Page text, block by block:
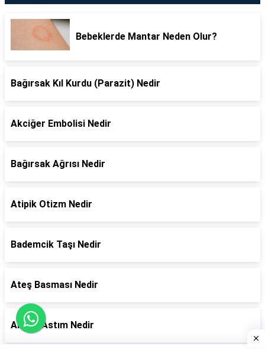
Bebeklerde Mantar Neden Olur?
Bağırsak Kıl Kurdu (Parazit) Nedir
Akciğer Embolisi Nedir
Bağırsak Ağrısı Nedir
Atipik Otizm Nedir
Bademcik Taşı Nedir
Ateş Basması Nedir
Alerjik Astım Nedir